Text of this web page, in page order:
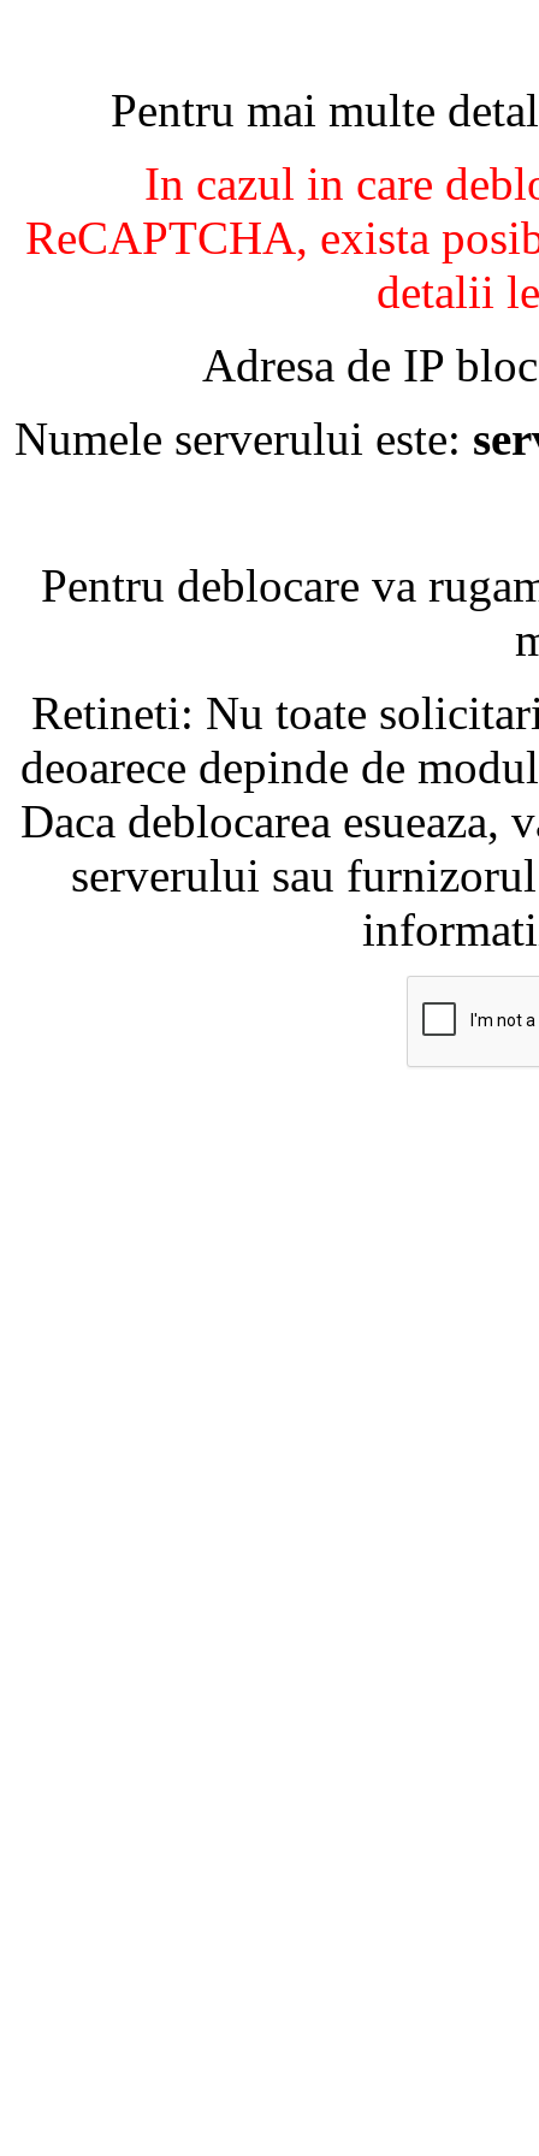
Pentru mai multe
In cazul in care
ReCAPTCHA, exista
detalii
Adresa de IP
Numele serverului este:
Pentru deblocare va
Retineti: Nu toate
deoarece depinde de
Daca deblocarea
serverului sau